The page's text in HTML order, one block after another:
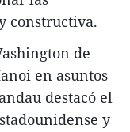
constructiva.
de
en asuntos
destacó el
y